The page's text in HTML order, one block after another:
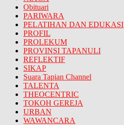
Obituari
PARIWARA
PELATIHAN DAN EDUKASI
PROFIL
PROLEKUM
PROVINSI TAPANULI
REFLEKTIF
SIKAP
Suara Tapian Channel
TALENTA
THEOCENTRIC
TOKOH GEREJA
URBAN
WAWANCARA